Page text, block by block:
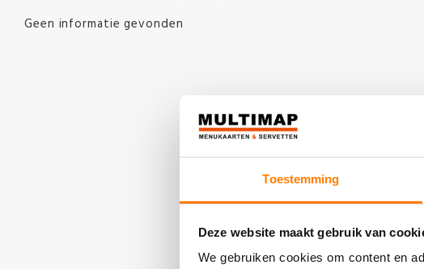
Toestemming
Deze website maakt gebruik van
We gebruiken cookies om content en
Geen informatie gevonden